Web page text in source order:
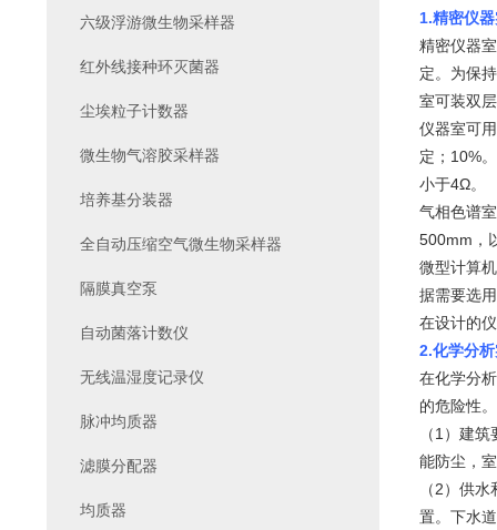
1.精密仪
精密仪器
定。为保
室可装双
仪器室可
定；10%
小于4Ω。
气相色谱
500mm，
微型计算
据需要选
在设计的
2.化学分
在化学分
的危险性
（1）建
能防尘，
（2）供
置。下水
六级浮游微生物采样器
红外线接种环灭菌器
尘埃粒子计数器
微生物气溶胶采样器
培养基分装器
全自动压缩空气微生物采样器
隔膜真空泵
自动菌落计数仪
无线温湿度记录仪
脉冲均质器
滤膜分配器
均质器